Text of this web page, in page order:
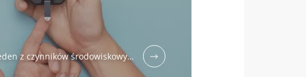
z czynników środowiskowy…